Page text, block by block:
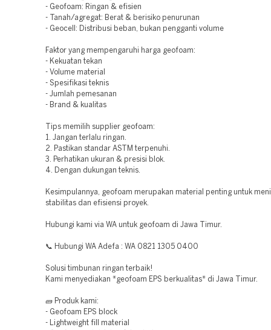
- Geofoam: Ringan & efisien
- Tanah/agregat: Berat & berisiko penurunan
- Geocell: Distribusi beban, bukan pengganti volume
Faktor yang mempengaruhi harga geofoam:
- Kekuatan tekan
- Volume material
- Spesifikasi teknis
- Jumlah pemesanan
- Brand & kualitas
Tips memilih supplier geofoam:
1. Jangan terlalu ringan.
2. Pastikan standar ASTM terpenuhi.
3. Perhatikan ukuran & presisi blok.
4. Dengan dukungan teknis.
Kesimpulannya, geofoam merupakan material penting untuk
stabilitas dan efisiensi proyek.
Hubungi kami via WA untuk geofoam di Jawa Timur.
📞 Hubungi WA Adefa : WA 0821 1305 0400
Solusi timbunan ringan terbaik!
Kami menyediakan *geofoam EPS berkualitas* di Jawa Timur.
🧱 Produk kami:
- Geofoam EPS block
- Lightweight fill material